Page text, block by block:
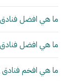
ما هي افضل فنادق
ما هي افضل فنادق
ما هي افخم فنادق